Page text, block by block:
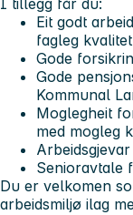
I tillegg får du:
Eit godt
fagleg kvalitet
Gode
Gode
Kommunal
Moglegheit
med mogleg
Senioravtale
Du er velkomen
arbeidsmiljø ilag